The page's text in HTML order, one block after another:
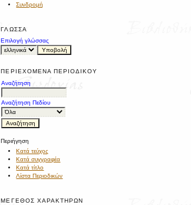
Συνδρομή
ΓΛΏΣΣΑ
Επιλογή γλώσσας
ΠΕΡΙΕΧΌΜΕΝΑ ΠΕΡΙΟΔΙΚΟΎ
Αναζήτηση
Αναζήτηση Πεδίου
Περιήγηση
Κατά τεύχος
Κατά συγγραφέα
Κατά τίτλο
Λίστα Περιοδικών
ΜΈΓΕΘΟΣ ΧΑΡΑΚΤΉΡΩΝ